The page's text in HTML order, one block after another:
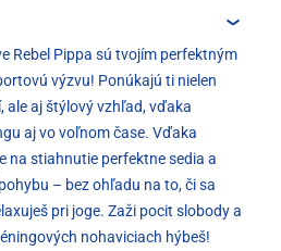
Rebel Pippa sú tvojím perfektným
výzvu! Ponúkajú ti nielen
ale aj štýlový vzhľad, vďaka
aj vo voľnom čase. Vďaka
na stiahnutie perfektne sedia a
– bez ohľadu na to, či sa
pri joge. Zaži pocit slobody a
nohaviciach hýbeš!